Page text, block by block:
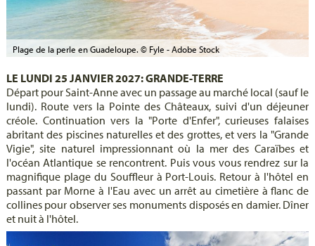
Plage de la perle en Guadeloupe. © Fyle - Adobe Stock
LE LUNDI 25 JANVIER 2027: GRANDE-TERRE
Départ pour Saint-Anne avec un passage au marché local (sauf le
lundi). Route vers la Pointe des Châteaux, suivi d'un déjeuner
créole. Continuation vers la "Porte d'Enfer", curieuses falaises
abritant des piscines naturelles et des grottes, et vers la "Grande
Vigie", site naturel impressionnant où la mer des Caraïbes et
l'océan Atlantique se rencontrent. Puis vous vous rendrez sur la
magnifique plage du Souffleur à Port-Louis. Retour à l'hôtel en
passant par Morne à l'Eau avec un arrêt au cimetière à flanc de
collines pour observer ses monuments disposés en damier. Dîner
et nuit à l'hôtel.